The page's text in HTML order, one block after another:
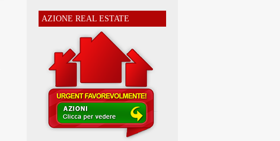
AZIONE REAL ESTATE